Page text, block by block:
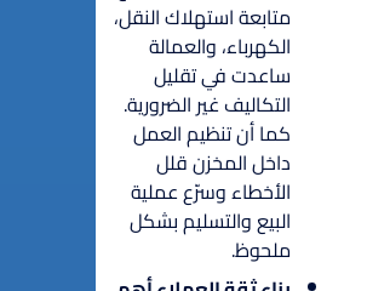
متابعة استهلاك النقل،
الكهرباء، والعمالة
ساعدت في تقليل
التكاليف غير الضرورية.
كما أن تنظيم العمل
داخل المخزن قلل
الأخطاء وسرّع عملية
البيع والتسليم بشكل
ملحوظ.